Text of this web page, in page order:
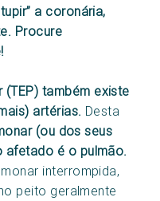
a coronária,
Procure
também existe
artérias. Desta
(ou dos seus
afetado é o pulmão.
interrompida,
peito geralmente